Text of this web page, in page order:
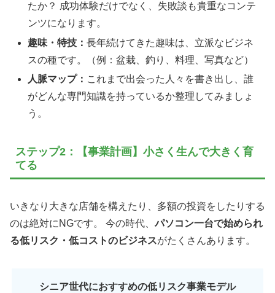
たか？ 成功体験だけでなく、失敗談も貴重なコンテ
ンツになります。
趣味・特技：長年続けてきた趣味は、立派なビジネ
スの種です。（例：盆栽、釣り、料理、写真など）
人脈マップ： これまで出会った人々を書き出し、誰
がどんな専門知識を持っているか整理してみましょ
う。
ステップ2：【事業計画】小さく生んで大きく育
てる
いきなり大きな店舗を構えたり、多額の投資をしたりする
のは絶対にNGです。 今の時代、パソコン一台で始められ
る低リスク・低コストのビジネスがたくさんあります。
シニア世代におすすめの低リスク事業モデル